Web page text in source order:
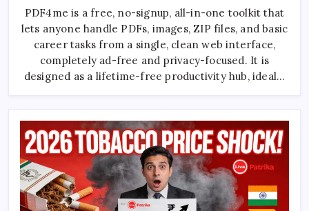
The
Best
Free
All-
In-
One
Tool
Of
2026
PDF4me is a free, no-signup, all-in-one toolkit that
lets anyone handle PDFs, images, ZIP files, and basic
career tasks from a single, clean web interface,
completely ad-free and privacy-focused. It is
designed as a lifetime-free productivity hub, ideal…